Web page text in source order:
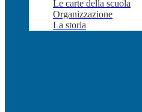
Le carte della scuola
Organizzazione
La storia